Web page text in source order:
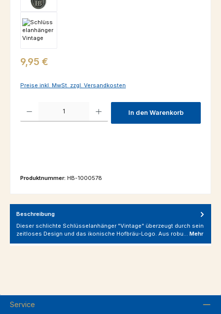
Regulärer Preis:
9,95 €
Preise inkl. MwSt. zzgl. Versandkosten
Produkt Anzahl: Gib den gewünschten Wert ein oder benutze die
In den Warenkorb
Produktnummer: HB-1000578
Beschreibung
Dieser schlichte Schlüsselanhänger "Vintage" überzeugt durch sein
zeitloses Design und das ikonische Hofbräu-Logo. Aus robu… Mehr
Service